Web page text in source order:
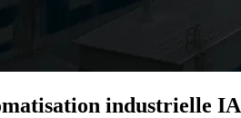
industrielle IA